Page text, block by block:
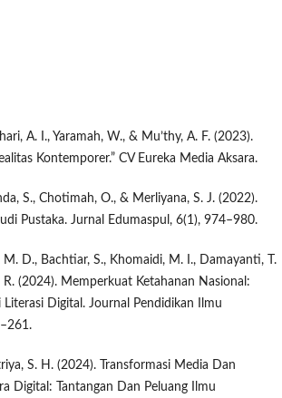
A. I., Yaramah, W., & Mu’thy, A. F. (2023).
Kontemporer.” CV Eureka Media Aksara.
S., Chotimah, O., & Merliyana, S. J. (2022).
Pustaka. Jurnal Edumaspul, 6(1), 974–980.
M. D., Bachtiar, S., Khomaidi, M. I., Damayanti, T.
(2024). Memperkuat Ketahanan Nasional:
Digital. Journal Pendidikan Ilmu
S. H. (2024). Transformasi Media Dan
Digital: Tantangan Dan Peluang Ilmu